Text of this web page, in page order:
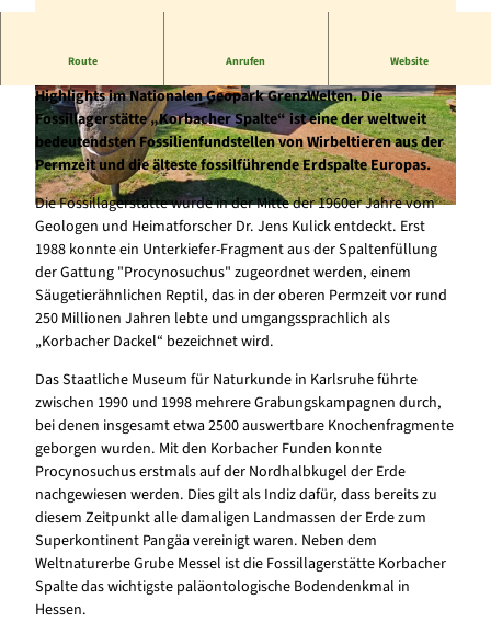
© Stadt Korbach |
© Stadt Korbach | CC-BY-SA © Stadt Korbach |CC-BY-SA
Route Anrufen Website
Highlights im Nationalen Geopark GrenzWelten. Die
Fossillagerstätte „Korbacher Spalte“ ist eine der weltweit
bedeutendsten Fossilienfundstellen von Wirbeltieren aus der
Permzeit und die älteste fossilführende Erdspalte Europas.
Die Fossillagerstätte wurde in der Mitte der 1960er Jahre vom
Geologen und Heimatforscher Dr. Jens Kulick entdeckt. Erst
1988 konnte ein Unterkiefer-Fragment aus der Spaltenfüllung
der Gattung "Procynosuchus" zugeordnet werden, einem
Säugetierähnlichen Reptil, das in der oberen Permzeit vor rund
250 Millionen Jahren lebte und umgangssprachlich als
„Korbacher Dackel“ bezeichnet wird.
Das Staatliche Museum für Naturkunde in Karlsruhe führte
zwischen 1990 und 1998 mehrere Grabungskampagnen durch,
bei denen insgesamt etwa 2500 auswertbare Knochenfragmente
geborgen wurden. Mit den Korbacher Funden konnte
Procynosuchus erstmals auf der Nordhalbkugel der Erde
nachgewiesen werden. Dies gilt als Indiz dafür, dass bereits zu
diesem Zeitpunkt alle damaligen Landmassen der Erde zum
Superkontinent Pangäa vereinigt waren. Neben dem
Weltnaturerbe Grube Messel ist die Fossillagerstätte Korbacher
Spalte das wichtigste paläontologische Bodendenkmal in
Hessen.